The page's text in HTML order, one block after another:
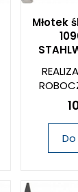
Młotek